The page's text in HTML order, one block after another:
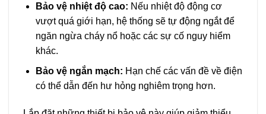
Bảo vệ nhiệt độ cao: Nếu nhiệt độ động cơ
vượt quá giới hạn, hệ thống sẽ tự động ngắt để
ngăn ngừa cháy nổ hoặc các sự cố nguy hiểm
khác.
Bảo vệ ngắn mạch: Hạn chế các vấn đề về điện
có thể dẫn đến hư hỏng nghiêm trọng hơn.